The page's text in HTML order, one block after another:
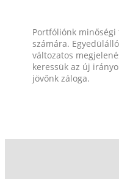
Portfóliónk
számára.
változatos
keressük az új
jövőnk záloga.